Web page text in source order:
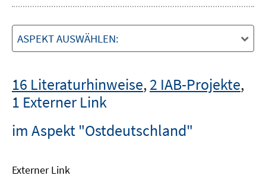
ASPEKT AUSWÄHLEN:
16 Literaturhinweise,2 IAB-Projekte,
1 Externer Link
im Aspekt "Ostdeutschland"
Externer Link